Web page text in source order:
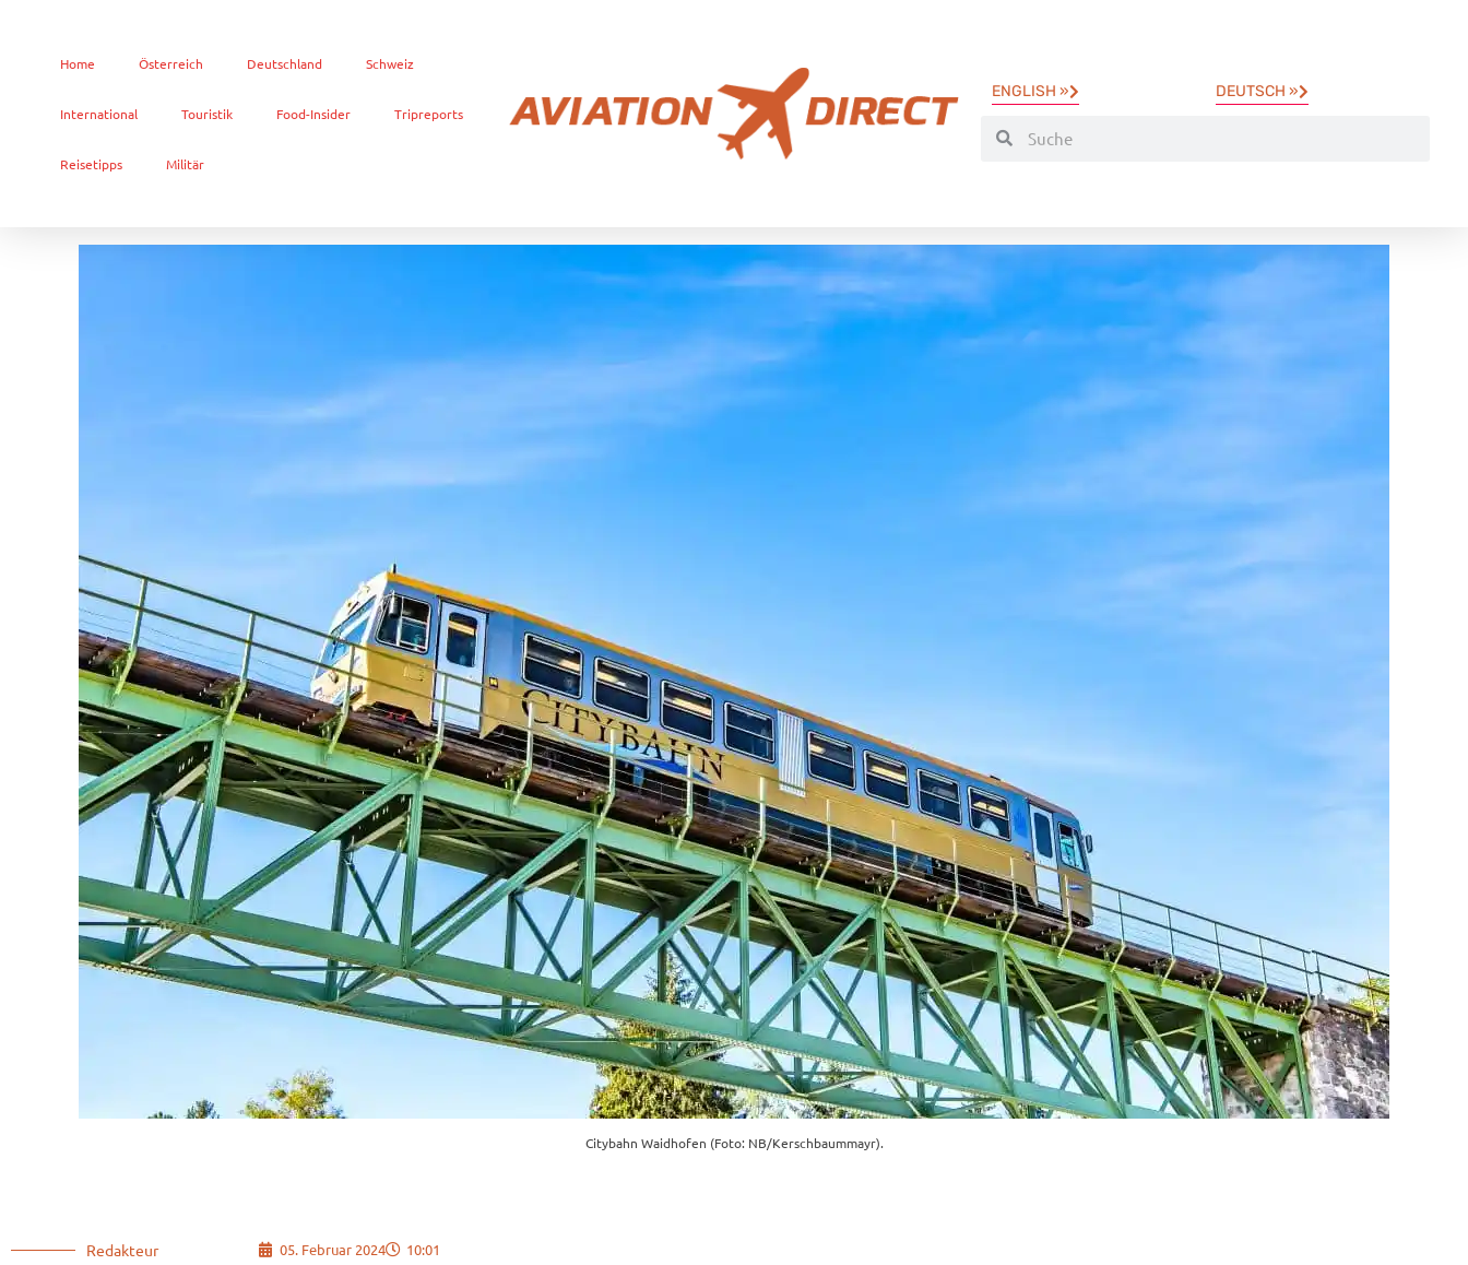
Home Österreich Deutschland Schweiz
International Touristik Food-Insider Tripreports
Reisetipps Militär
ENGLISH » DEUTSCH »
Citybahn Waidhofen (Foto: NB/Kerschbaummayr).
Redakteur 05. Februar 2024 10:01